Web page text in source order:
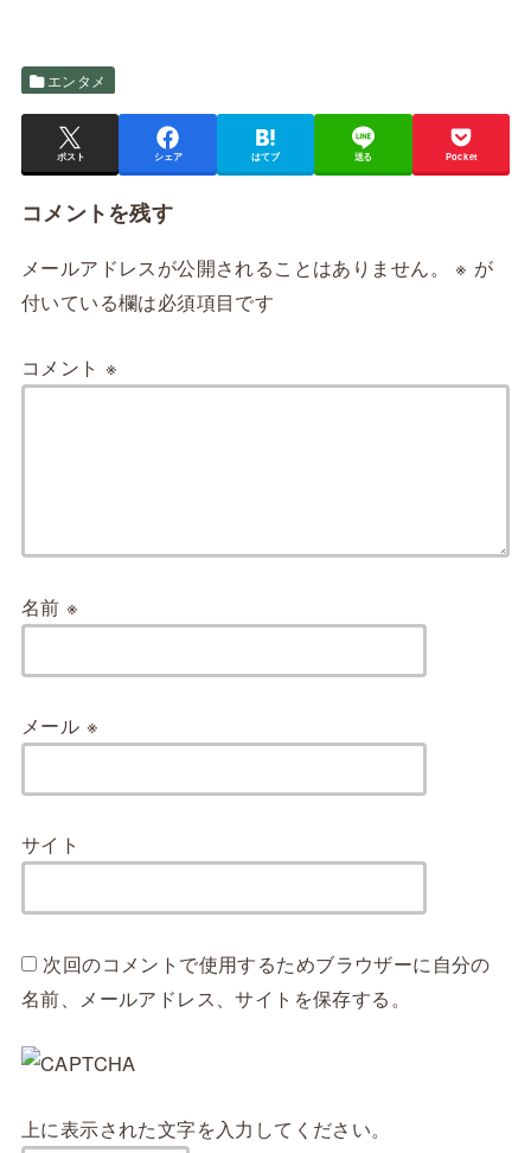
エンタメ
ポスト シェア はてブ 送る Pocket
コメントを残す
メールアドレスが公開されることはありません。 ※ が
付いている欄は必須項目です
コメント ※
名前※
メール ※
サイト
次回のコメントで使用するためブラウザーに自分の
名前、メールアドレス、サイトを保存する。
上に表示された文字を入力してください。